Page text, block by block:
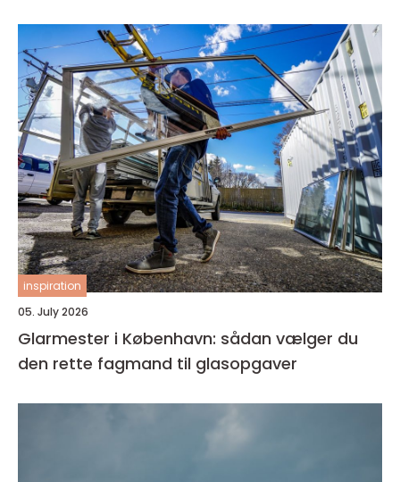
inspiration
05. July 2026
Glarmester i København: sådan vælger du
den rette fagmand til glasopgaver